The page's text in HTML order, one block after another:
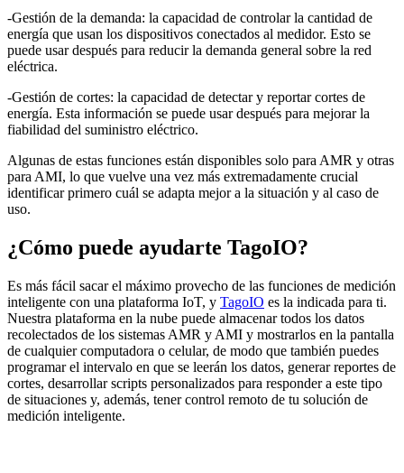
-Gestión de la demanda: la capacidad de controlar la cantidad de
energía que usan los dispositivos conectados al medidor. Esto se
puede usar después para reducir la demanda general sobre la red
eléctrica.
-Gestión de cortes: la capacidad de detectar y reportar cortes de
energía. Esta información se puede usar después para mejorar la
fiabilidad del suministro eléctrico.
Algunas de estas funciones están disponibles solo para AMR y otras
para AMI, lo que vuelve una vez más extremadamente crucial
identificar primero cuál se adapta mejor a la situación y al caso de
uso.
¿Cómo puede ayudarte TagoIO?
Es más fácil sacar el máximo provecho de las funciones de medición
inteligente con una plataforma IoT, y TagoIO es la indicada para ti.
Nuestra plataforma en la nube puede almacenar todos los datos
recolectados de los sistemas AMR y AMI y mostrarlos en la pantalla
de cualquier computadora o celular, de modo que también puedes
programar el intervalo en que se leerán los datos, generar reportes de
cortes, desarrollar scripts personalizados para responder a este tipo
de situaciones y, además, tener control remoto de tu solución de
medición inteligente.